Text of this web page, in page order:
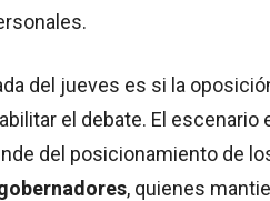
del jueves es si la
el debate. El escenario
del posicionamiento de
, quienes